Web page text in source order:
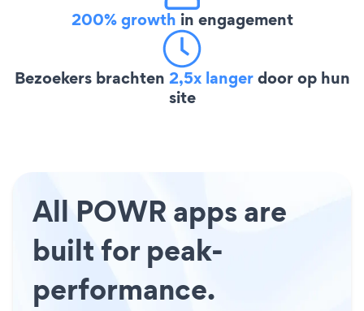
200% growth in engagement
Bezoekers brachten 2,5x langerdoor op hun
site
All POWR apps are
built for peak-
performance.